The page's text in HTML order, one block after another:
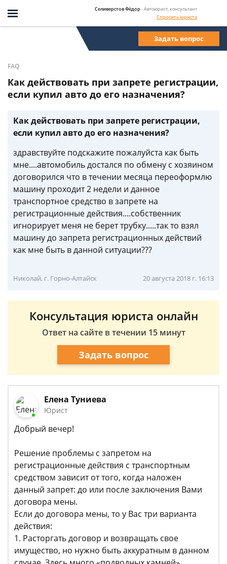
Селиверстов Фёдор- Автоюрист, консультант
Спросить юриста
Задать вопрос
FAQ
Как действовать при запрете регистрации,
если купил авто до его назначения?
Как действовать при запрете регистрации,
если купил авто до его назначения?
здравствуйте подскажите пожалуйста как быть
мне....автомобиль достался по обмену с хозяином
договорился что в течении месяца переоформлю
машину проходит 2 недели и данное
транспортное средство в запрете на
регистрационные действия....собственник
игнорирует меня не берет трубку.....так то взял
машину до запрета регистрационных действий
как мне быть в данной ситуации???
Николай, г. Горно-Алтайск 20 августа 2018 г. 16:13
Консультация юриста онлайн
Ответ на сайте в течении 15 минут
Задать вопрос
Елена Туниева
Юрист
Добрый вечер!
Решение проблемы с запретом на
регистрационные действия с транспортным
средством зависит от того, когда наложен
данный запрет: до или после заключения Вами
договора мены.
Если до договора мены, то у Вас три варианта
действия:
1. Расторгать договор и возвращать свое
имущество, но нужно быть аккуратным в данном